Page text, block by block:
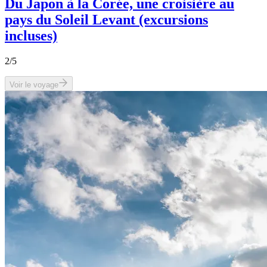
Du Japon à la Corée, une croisière au
pays du Soleil Levant (excursions
incluses)
2/5
Voir le voyage